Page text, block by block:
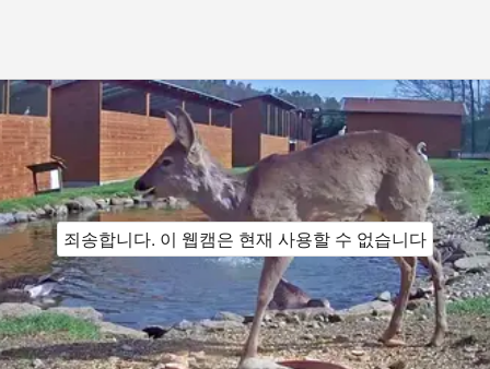
죄송합니다. 이 웹캠은 현재 사용할 수 없습니다